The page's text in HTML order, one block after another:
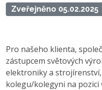
Zveřejněno 05.02.2025
Pro našeho klienta,
zástupcem světových
elektroniky a
kolegu/kolegyni na pozici